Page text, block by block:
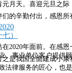
月天。喜迎元旦之
的辛勤付出，感恩
2020年面前。在感
之是我国全面建成小
）
、事业单位客户提供
法律服务的匠心，也